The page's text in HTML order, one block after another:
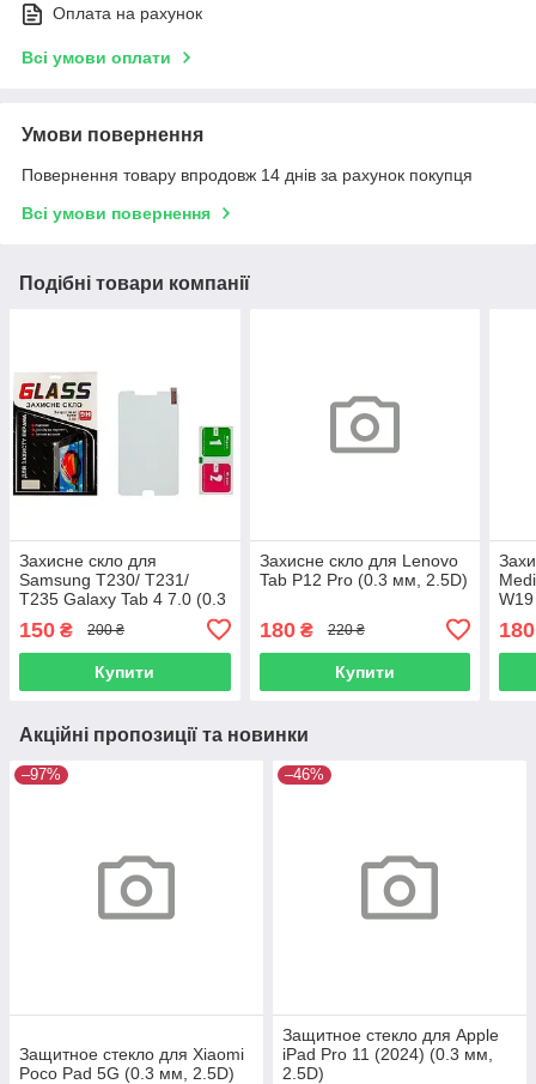
Оплата на рахунок
Всі умови оплати
Умови повернення
Повернення товару впродовж 14 днів за рахунок покупця
Всі умови повернення
Подібні товари компанії
Захисне скло для
Samsung T230/ T231/
T235 Galaxy Tab 4 7.0 (0.3
150 ₴ 200 ₴
Купити
Захисне скло для Lenovo
Tab P12 Pro (0.3 мм, 2.5D)
180₴ 220 ₴
Купити
180
Акційні пропозиції та новинки
–97%
Защитное стекло для Xiaomi
Poco Pad 5G (0.3 мм, 2.5D)
–46%
Защитное стекло для Apple
iPad Pro 11 (2024) (0.3 мм,
2.5D)